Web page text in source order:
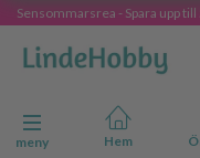
Sensommarsrea - Spara upp
Ändra navigering
meny